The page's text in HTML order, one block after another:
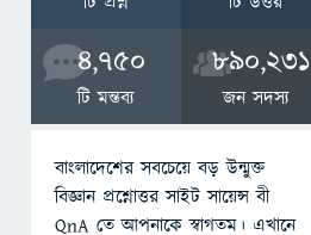
4,750
টি মন্তব্য
890,231
জন সদস্য
বাংলাদেশের সবচেয়ে বড় উন্মুক্ত
বিজ্ঞান প্রশ্নোত্তর সাইট সায়েন্স বী
QnA তে আপনাকে স্বাগতম। এখানে